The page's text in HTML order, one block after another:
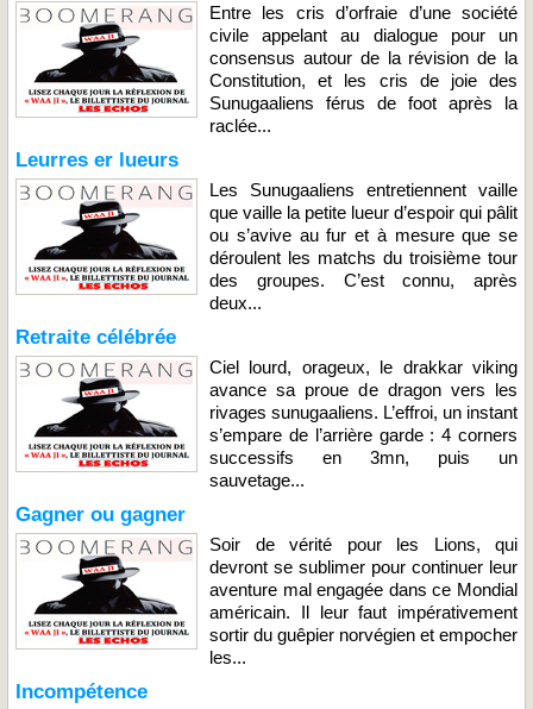
Entre les cris d’orfraie d’une société
civile appelant au dialogue pour un
consensus autour de la révision de la
Constitution, et les cris de joie des
Sunugaaliens férus de foot après la
raclée...
Leurres er lueurs
Les Sunugaaliens entretiennent vaille
que vaille la petite lueur d’espoir qui pâlit
ou s’avive au fur et à mesure que se
déroulent les matchs du troisième tour
des groupes. C’est connu, après
deux...
Retraite célébrée
Ciel lourd, orageux, le drakkar viking
avance sa proue de dragon vers les
rivages sunugaaliens. L’effroi, un instant
s’empare de l’arrière garde : 4 corners
successifs en 3mn, puis un
sauvetage...
Gagner ou gagner
Soir de vérité pour les Lions, qui
devront se sublimer pour continuer leur
aventure mal engagée dans ce Mondial
américain. Il leur faut impérativement
sortir du guêpier norvégien et empocher
les...
Incompétence